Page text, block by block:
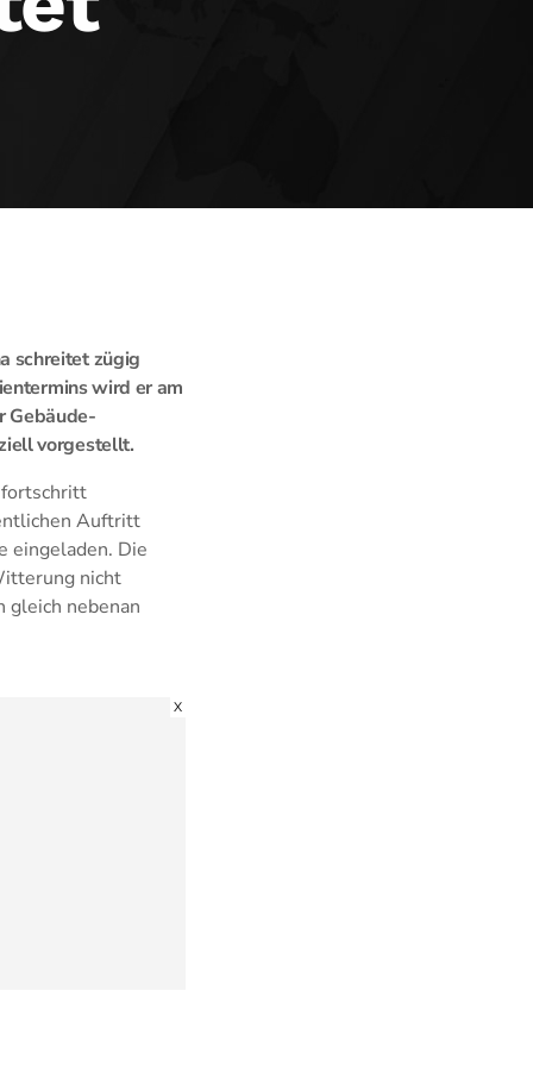
schreitet zügig
wird er am
Gebäude-
vorgestellt.
Auftritt
eingeladen. Die
nicht
nebenan
X